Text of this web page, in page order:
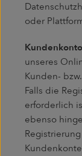
oder
Kundenkonto
unseres
Kunden-
Falls die
erforderlich
ebenso